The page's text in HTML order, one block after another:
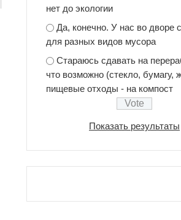
нет до экологии
Да, конечно. У нас во дворе
для разных видов мусора
Стараюсь сдавать на
что возможно (стекло, бумагу,
пищевые отходы - на компост
Показать результаты